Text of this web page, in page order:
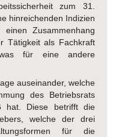
zum 31.
hinreichenden Indizien
Zusammenhang
Tätigkeit als Fachkraft
für eine andere
auseinander, welche
des Betriebsrats
hat. Diese betrifft die
welche der drei
für die